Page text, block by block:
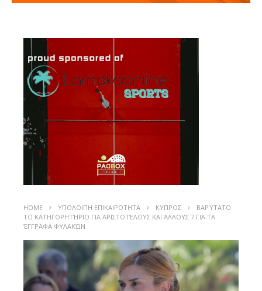
HOME ΥΠΟΛΟΙΠΗ ΕΠΙΚΑΙΡΟΤΗΤΑ ΚΥΠΡΟΣ
ΒΑΡΎΤΑΤΟ
ΤΟ ΚΑΤΗΓΟΡΗΤΉΡΙΟ ΓΙΑ ΑΡΙΣΤΟΤΈΛΟΥΣ ΚΑΙ ΆΛΛΟΥΣ 7 ΓΙΑ ΤΑ
ΈΓΓΡΑΦΑ ΦΥΛΑΚΏΝ